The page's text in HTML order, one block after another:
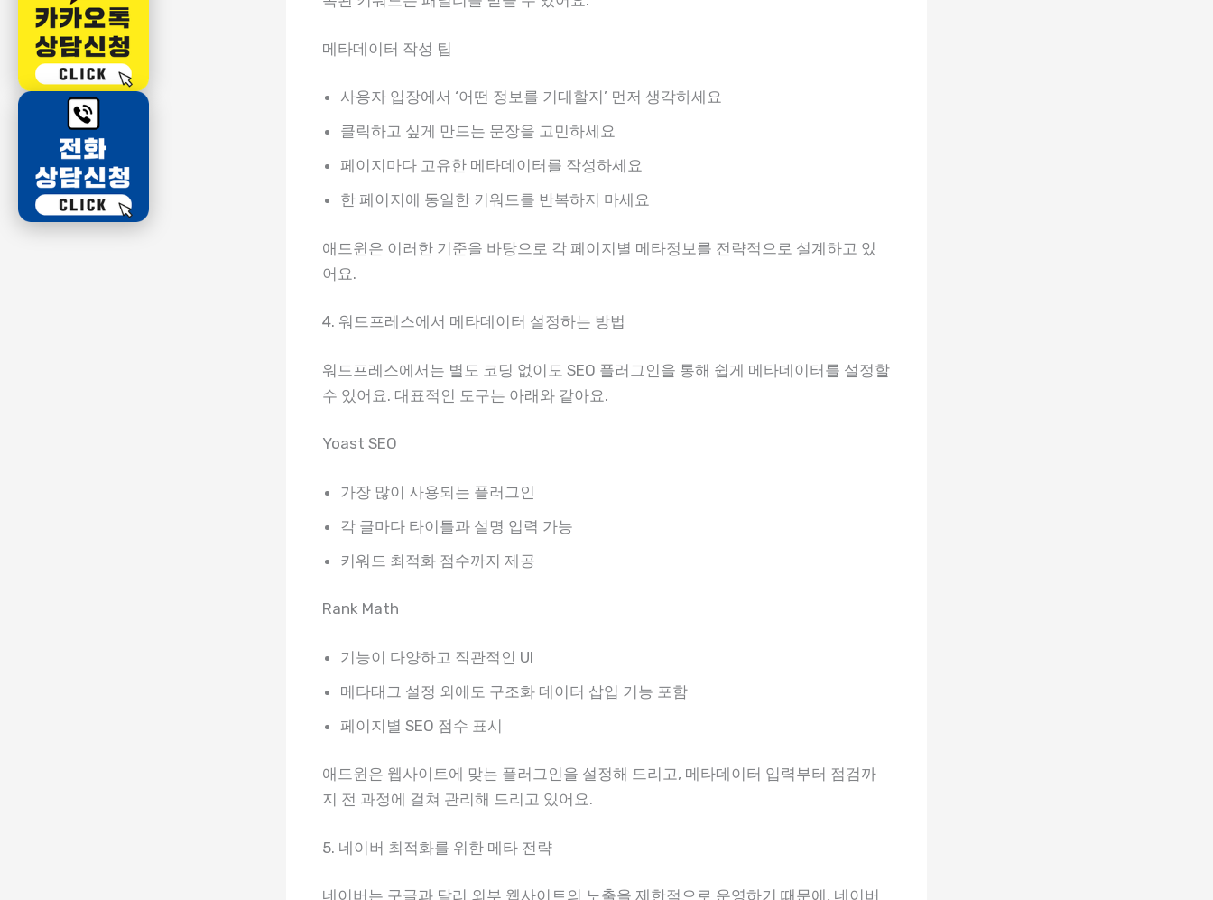
메타데이터 작성 팁
사용자 입장에서 ‘어떤 정보를 기대할지’ 먼저 생각하세요
클릭하고 싶게 만드는 문장을 고민하세요
페이지마다 고유한 메타데이터를 작성하세요
한 페이지에 동일한 키워드를 반복하지 마세요
애드윈은 이러한 기준을 바탕으로 각 페이지별 메타정보를 전략적으로 설계하고 있
어요.
4. 워드프레스에서 메타데이터 설정하는 방법
워드프레스에서는 별도 코딩 없이도 SEO 플러그인을 통해 쉽게 메타데이터를 설정할
수 있어요. 대표적인 도구는 아래와 같아요.
Yoast SEO
가장 많이 사용되는 플러그인
각 글마다 타이틀과 설명 입력 가능
키워드 최적화 점수까지 제공
Rank Math
기능이 다양하고 직관적인 UI
메타태그 설정 외에도 구조화 데이터 삽입 기능 포함
페이지별 SEO 점수 표시
애드윈은 웹사이트에 맞는 플러그인을 설정해 드리고, 메타데이터 입력부터 점검까
지 전 과정에 걸쳐 관리해 드리고 있어요.
5. 네이버 최적화를 위한 메타 전략
네이버는 구글과 달리 외부 웹사이트의 노출을 제한적으로 운영하기 때문에, 네이버